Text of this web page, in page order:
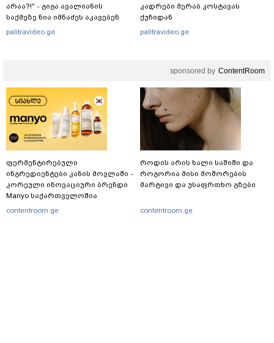
არაა?!" - გიგა ავალიანის
საქმეზე ნია იმნაძეს აკავებენ
palitravideo.ge
კადრები მერაბ კოსტავას
ქუჩიდან
palitravideo.ge
sponsored by ContentRoom
ფერმენტირებული
ინგრედიენტები კანის მოვლაში -
კორეული ინოვაციური ბრენდი
Manyo საქართველოშია
contentroom.ge
როდის არის ხალი საშიში და
როგორია მისი მოშორების
მარტივი და უსაფრთხო გზები
contentroom.ge